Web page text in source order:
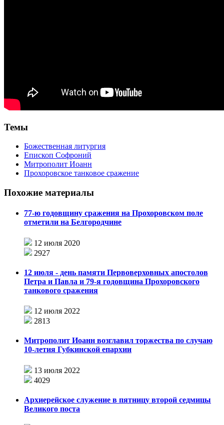
Темы
Божественная литургия
Епископ Софроний
Митрополит Иоанн
Прохоровское танковое сражение
Похожие материалы
77-ю годовщину сражения на Прохоровском поле
отметили на Белгородчине
12 июля 2020
2927
12 июля - день памяти Первоверховных апостолов
Петра и Павла и 79-я годовщина Прохоровского
танкового сражения
12 июля 2022
2813
Митрополит Иоанн возглавил торжества по случаю
10-летия Губкинской епархии
13 июля 2022
4029
Архиерейское служение в пятницу второй седмицы
Великого поста